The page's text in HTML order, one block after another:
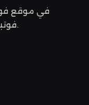
في موقع
فوتبول مانجر من نصائح كروية وتكتيكات عصرية.